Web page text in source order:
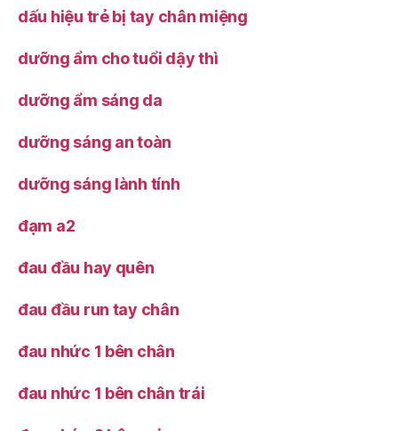
dấu hiệu trẻ bị tay chân miệng
dưỡng ẩm cho tuổi dậy thì
dưỡng ẩm sáng da
dưỡng sáng an toàn
dưỡng sáng lành tính
đạm a2
đau đầu hay quên
đau đầu run tay chân
đau nhức 1 bên chân
đau nhức 1 bên chân trái